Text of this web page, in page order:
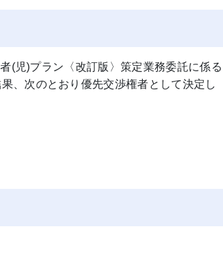
(児)プラン〈改訂版〉策定業務委託に係る
、次のとおり優先交渉権者として決定し